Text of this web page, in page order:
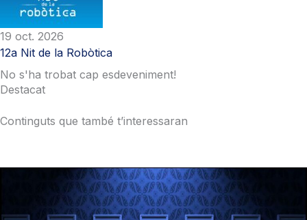
19 oct. 2026
12a Nit de la Robòtica
No s'ha trobat cap esdeveniment!
Destacat
Continguts que també t’interessaran